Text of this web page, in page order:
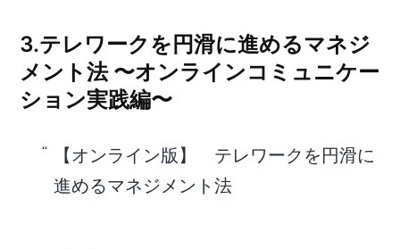
3.テレワークを円滑に進めるマネジ
メント法 〜オンラインコミュニケー
ション実践編〜
【オンライン版】 テレワークを円滑に
進めるマネジメント法